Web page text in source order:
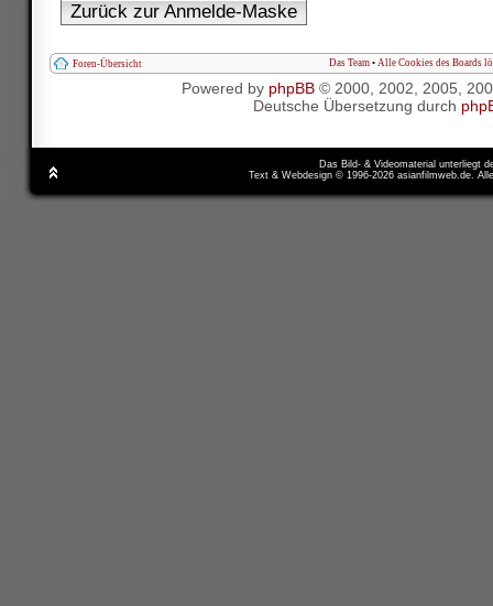
Zurück zur Anmelde-Maske
Foren-Übersicht Das Team • Alle Cookies des Boards
Powered by phpBB© 2000, 2002, 2005,
Deutsche Übersetzung durch
Das Bild- & Videomaterial unterliegt
Text & Webdesign © 1996-2026 asianfilmweb.de.